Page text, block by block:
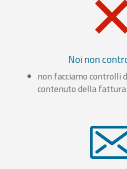
Noi non
non facciamo controlli
contenuto della fattura